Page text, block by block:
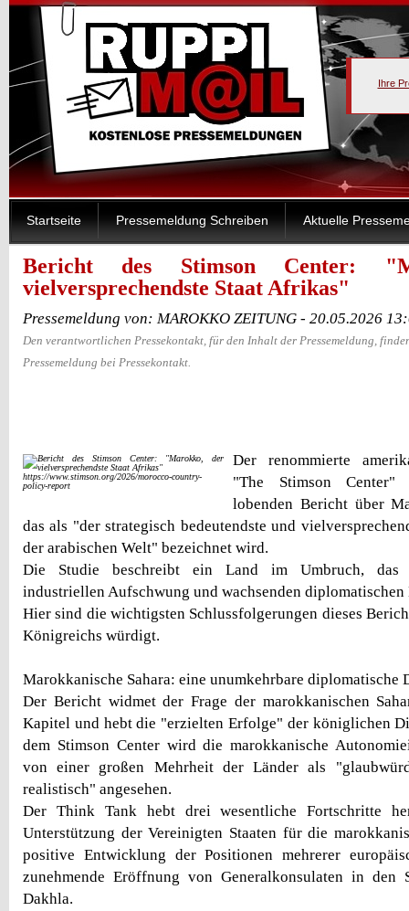
Ihre
Startseite Pressemeldung Schreiben Aktuelle
Bericht des Stimson Center:
vielversprechendste Staat Afrikas"
Pressemeldung von: MAROKKO ZEITUNG - 20.05.2026
Den verantwortlichen Pressekontakt, für den Inhalt der Pressemeldung,
Pressemeldung bei Pressekontakt.
https://www.stimson.org/2026/morocco-country-
policy-report
Der renommierte
"The Stimson
lobenden Bericht über
das als "der strategisch bedeutendste und
der arabischen Welt" bezeichnet wird.
Die Studie beschreibt ein Land im Umbruch, das
industriellen Aufschwung und wachsenden
Hier sind die wichtigsten Schlussfolgerungen dieses
Königreichs würdigt.
Marokkanische Sahara: eine unumkehrbare diplomatische
Der Bericht widmet der Frage der marokkanischen
Kapitel und hebt die "erzielten Erfolge" der königlichen
dem Stimson Center wird die marokkanische
von einer großen Mehrheit der Länder als
realistisch" angesehen.
Der Think Tank hebt drei wesentliche Fortschritte
Unterstützung der Vereinigten Staaten für die
positive Entwicklung der Positionen mehrerer
zunehmende Eröffnung von Generalkonsulaten in den
Dakhla.